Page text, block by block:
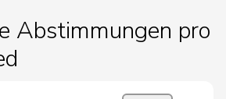
Abstimmungen pro